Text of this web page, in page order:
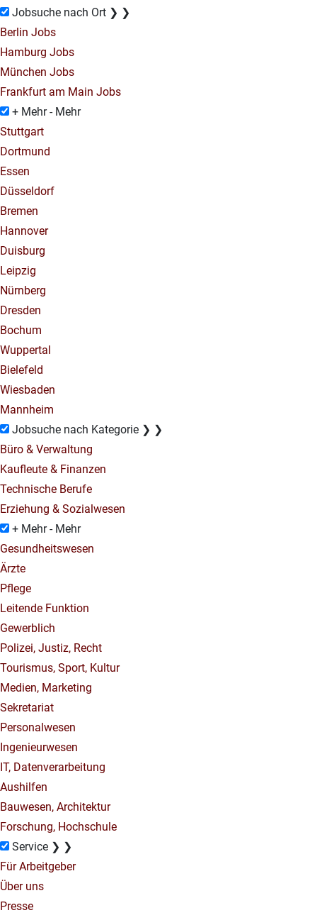
Jobsuche nach Ort ❯ ❯
Berlin Jobs
Hamburg Jobs
München Jobs
Frankfurt am Main Jobs
+ Mehr - Mehr
Stuttgart
Dortmund
Essen
Düsseldorf
Bremen
Hannover
Duisburg
Leipzig
Nürnberg
Dresden
Bochum
Wuppertal
Bielefeld
Wiesbaden
Mannheim
Jobsuche nach Kategorie ❯ ❯
Büro & Verwaltung
Kaufleute & Finanzen
Technische Berufe
Erziehung & Sozialwesen
+ Mehr - Mehr
Gesundheitswesen
Ärzte
Pflege
Leitende Funktion
Gewerblich
Polizei, Justiz, Recht
Tourismus, Sport, Kultur
Medien, Marketing
Sekretariat
Personalwesen
Ingenieurwesen
IT, Datenverarbeitung
Aushilfen
Bauwesen, Architektur
Forschung, Hochschule
Service ❯ ❯
Für Arbeitgeber
Über uns
Presse